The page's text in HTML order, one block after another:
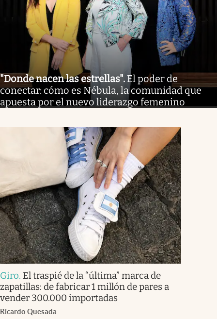
"Donde nacen las estrellas". El poder de
conectar: cómo es Nébula, la comunidad que
apuesta por el nuevo liderazgo femenino
Giro. El traspié de la “última” marca de
zapatillas: de fabricar 1 millón de pares a
vender 300.000 importadas
Ricardo Quesada